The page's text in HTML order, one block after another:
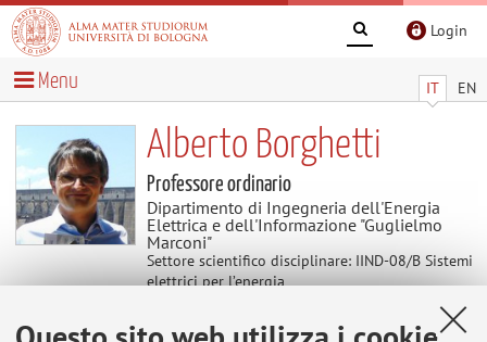
Login
IT EN
Menu
Alberto Borghetti
Professore ordinario
Dipartimento di Ingegneria dell'Energia
Elettrica e dell'Informazione "Guglielmo
Marconi"
Settore scientifico disciplinare: IIND-08/B Sistemi
elettrici per l’energia